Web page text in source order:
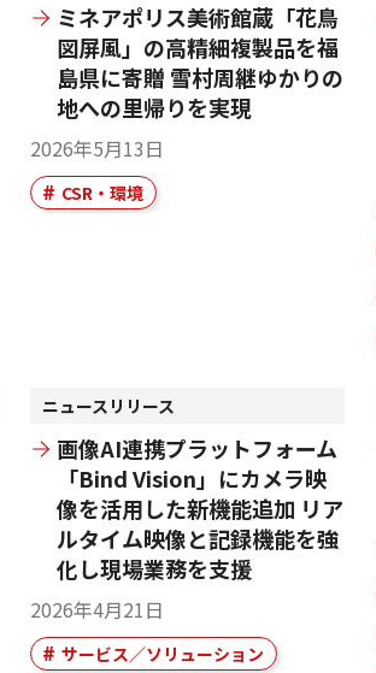
ミネアポリス美術館蔵「花鳥
図屏風」の高精細複製品を福
島県に寄贈 雪村周継ゆかりの
地への里帰りを実現
2026年5月13日
CSR・環境
ニュースリリース
画像AI連携プラットフォーム
「Bind Vision」にカメラ映
像を活用した新機能追加 リア
ルタイム映像と記録機能を強
化し現場業務を支援
2026年4月21日
サービス／ソリューション